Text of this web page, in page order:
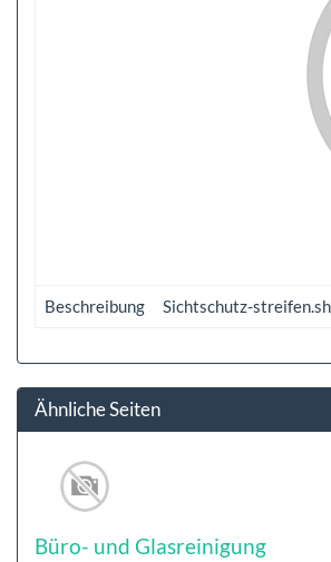
Beschreibung Sichtschutz-
Ähnliche Seiten
Büro- und Glasreinigung